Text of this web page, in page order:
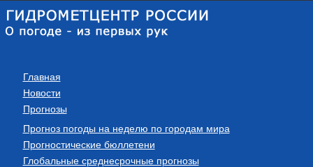
Главная
Новости
Прогнозы
Прогноз погоды на неделю по городам мира
Прогностические бюллетени
Глобальные среднесрочные прогнозы